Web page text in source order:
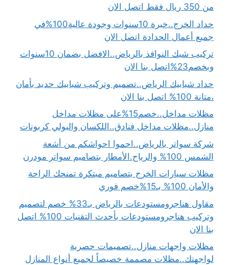
من 350 ريال فقط اتصل الان
حداد الخرج..خبرة 10سنوات وجودة عالية100%في
جميع أعمال الحدادة اتصل الان
تركيب شبك النوافذ بالرياض..الافضل بضمان 10سنوات
وبخصم23%اتصل بنا الان
حداد شبابيك الرياض..تصميم وتركيب شبابيك حديد بأمان
،متانة 100% اتصل بنا الان
مظلات مداخل..خصم15%على مظلات مداخل
منازل..مظلات مداخل فنادق..اللكسان والبولي كربونات
شركة سواتر بالرياض..احموا احواشكم من أشعة
الشمس 100% والرياح.الأمطار بتصاميم سواتر مودرن
مظلات سيارات الخرج بتصاميم مبتكرة تمنحك الراحة
والأمان 100% بـ15%خصم فوري
مقاول هناجرومستودعات بالرياض بـ33% خصم لتصميم
وتركيب هناجرومستودعات بأحدث التقنيات 100% اتصل
بنا الان
مظلات واجهات منازل..تصميمات حصرية
لواجهتك..مظلات مصممة خصيصاً لجميع أنواع المنازل